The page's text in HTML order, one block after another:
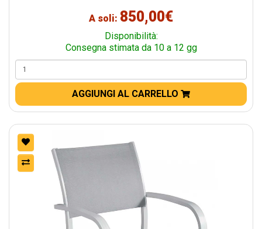
A soli: 850,00€
Disponibilità:
Consegna stimata da 10 a 12 gg
AGGIUNGI AL CARRELLO